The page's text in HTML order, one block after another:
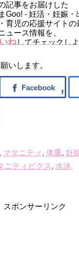
記事をお届けした
Goo! - 妊活・妊娠・
育児の応援サイトの
ュース情報を、
ねしてチェックしよ
いします。
, マタニティ , 体重, 妊
ニティビクス , 水泳
スポンサーリンク